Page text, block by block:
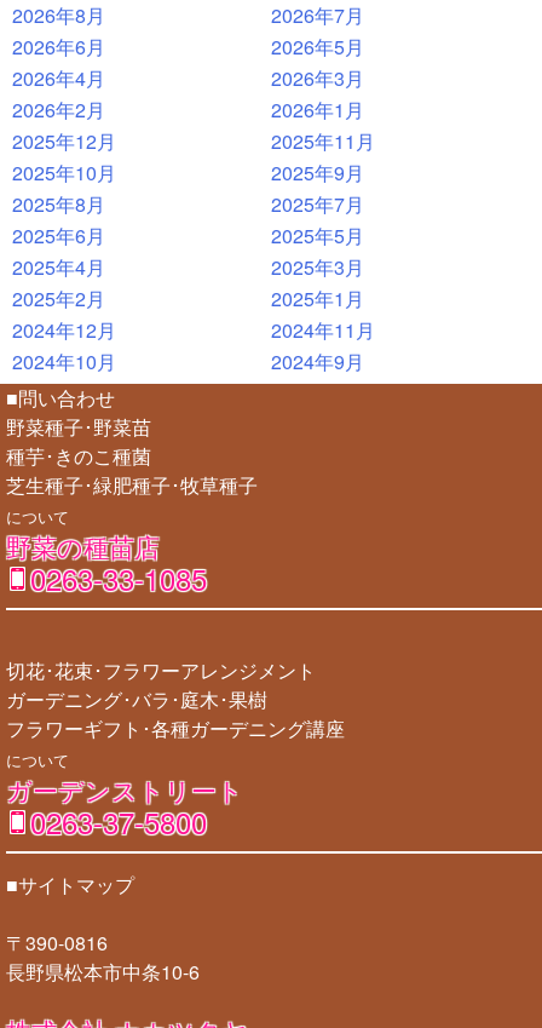
2026年8月
2026年7月
2026年6月
2026年5月
2026年4月
2026年3月
2026年2月
2026年1月
2025年12月
2025年11月
2025年10月
2025年9月
2025年8月
2025年7月
2025年6月
2025年5月
2025年4月
2025年3月
2025年2月
2025年1月
2024年12月
2024年11月
2024年10月
2024年9月
■問い合わせ
野菜種子･野菜苗
種芋･きのこ種菌
芝生種子･緑肥種子･牧草種子
について
野菜の種苗店
0263-33-1085
切花･花束･フラワーアレンジメント
ガーデニング･バラ･庭木･果樹
フラワーギフト･各種ガーデニング講座
について
ガーデンストリート
0263-37-5800
■サイトマップ
〒390-0816
長野県松本市中条10-6